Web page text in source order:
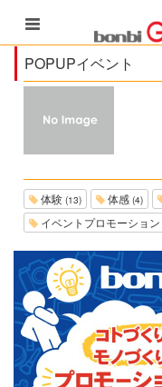
POPUPイベント
体験 (13) 体感 (4)
イベントプロモーション